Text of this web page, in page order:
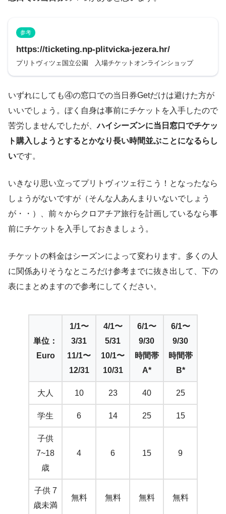
参考
https://ticketing.np-plitvicka-jezera.hr/
プリトヴィツェ国立公園 入場チケットオンラインショップ
いずれにしても④の窓口での当日券Getだけは避けた方が
いいでしょう。ぼく自身は事前にチケットを入手したので
苦労しませんでしたが、ハイシーズンに当日窓口でチケッ
ト購入しようとするとかなり長い時間並ぶことになるらし
いです。
いきなり思い立ってプリトヴィツェ行こう！となったなら
しょうがないですが（そんな人あんまりいないでしょう
が・・）、前々からクロアチア旅行を計画しているなら事
前にチケットを入手しておきましょう。
チケットの料金はシーズンによって変わります。多くの人
に関係ありそうなところだけ参考までに抜き出して、下の
表にまとめますので参考にしてください。
単位：
Euro
1/1〜
3/31
11/1〜
12/31
4/1〜
5/31
10/1〜
10/31
6/1〜
9/30
時間帯
A*
6/1〜
9/30
時間帯
B*
大人 10 23 40 25
学生 6 14 25 15
子供
7~18
歳
4 6 15 9
子供 7
歳未満
無料 無料 無料 無料